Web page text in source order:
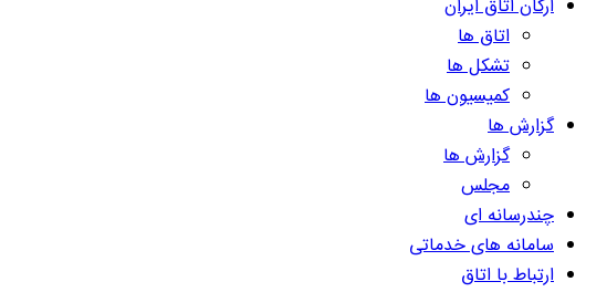
ارکان اتاق ایران
اتاق ها
تشکل ها
کمیسیون ها
گزارش ها
گزارش ها
مجلس
چندرسانه ای
سامانه های خدماتی
ارتباط با اتاق